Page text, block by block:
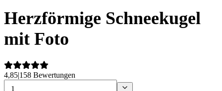
Herzförmige Schneekugel
mit Foto
4,85|158 Bewertungen